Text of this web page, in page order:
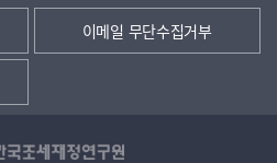
이메일 무단수집거부